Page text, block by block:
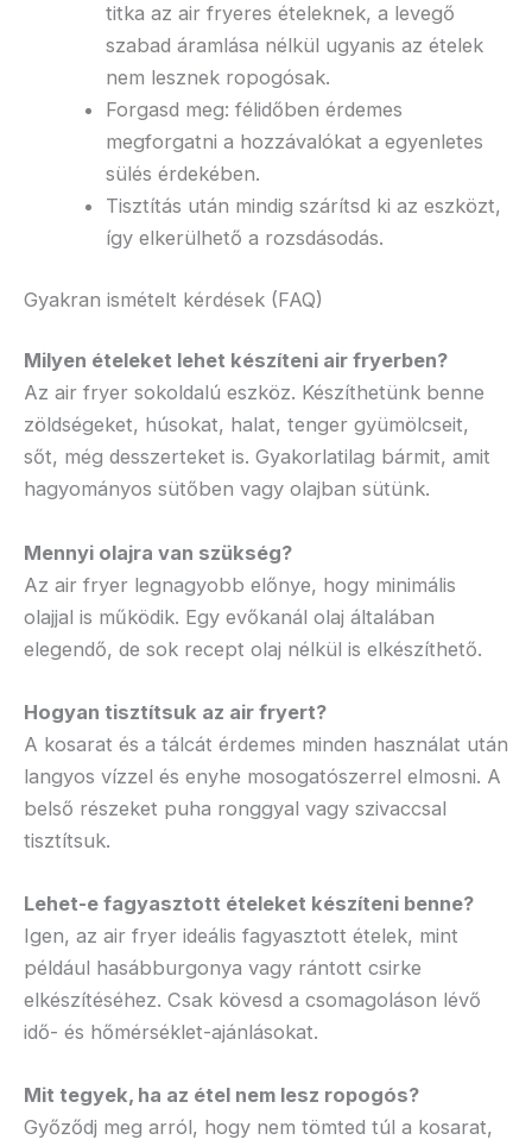
titka az air fryeres ételeknek, a levegő
szabad áramlása nélkül ugyanis az ételek
nem lesznek ropogósak.
Forgasd meg: félidőben érdemes
megforgatni a hozzávalókat a egyenletes
sülés érdekében.
Tisztítás után mindig szárítsd ki az eszközt,
így elkerülhető a rozsdásodás.
Gyakran ismételt kérdések (FAQ)
Milyen ételeket lehet készíteni air fryerben?
Az air fryer sokoldalú eszköz. Készíthetünk benne
zöldségeket, húsokat, halat, tenger gyümölcseit,
sőt, még desszerteket is. Gyakorlatilag bármit, amit
hagyományos sütőben vagy olajban sütünk.
Mennyi olajra van szükség?
Az air fryer legnagyobb előnye, hogy minimális
olajjal is működik. Egy evőkanál olaj általában
elegendő, de sok recept olaj nélkül is elkészíthető.
Hogyan tisztítsuk az air fryert?
A kosarat és a tálcát érdemes minden használat után
langyos vízzel és enyhe mosogatószerrel elmosni. A
belső részeket puha ronggyal vagy szivaccsal
tisztítsuk.
Lehet-e fagyasztott ételeket készíteni benne?
Igen, az air fryer ideális fagyasztott ételek, mint
például hasábburgonya vagy rántott csirke
elkészítéséhez. Csak kövesd a csomagoláson lévő
idő- és hőmérséklet-ajánlásokat.
Mit tegyek, ha az étel nem lesz ropogós?
Győződj meg arról, hogy nem tömted túl a kosarat,